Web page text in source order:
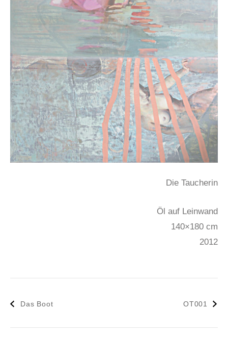
Die Taucherin
Öl auf Leinwand
140×180 cm
2012
Beitragsnavigation
Das Boot OT001